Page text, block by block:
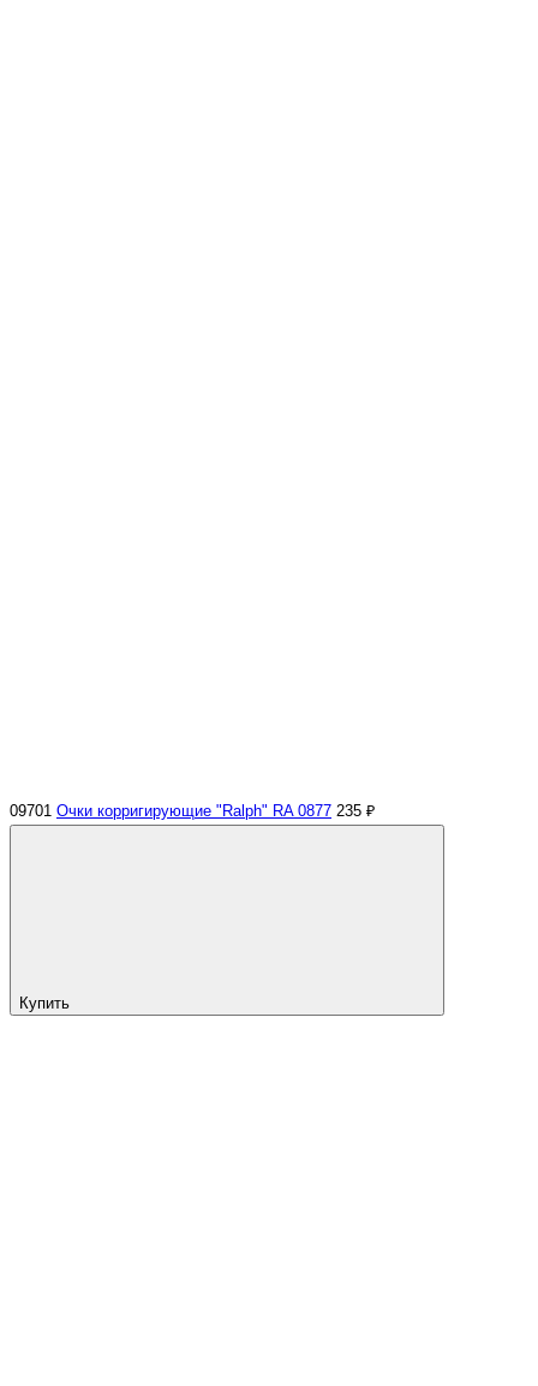
09701 Очки корригирующие "Ralph" RA 0877 235 ₽
Купить